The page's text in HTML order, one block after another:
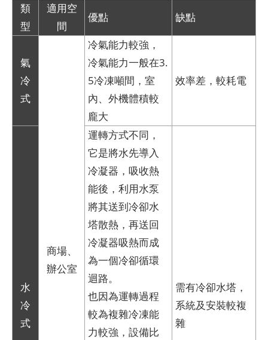
類
型
適用空
間
優點 缺點
氣
冷
式
商場、
辦公室
冷氣能力較強，
冷氣能力一般在3.
5冷凍噸間，室
內、外機體積較
龐大
效率差，較耗電
水
冷
式
運轉方式不同，
它是將水先導入
冷凝器，吸收熱
能後，利用水泵
將其送到冷卻水
塔散熱，再送回
冷凝器吸熱而成
為一個冷卻循環
迴路。
也因為運轉過程
較為複雜冷凍能
力較強，設備比
需有冷卻水塔，
系統及安裝較複
雜